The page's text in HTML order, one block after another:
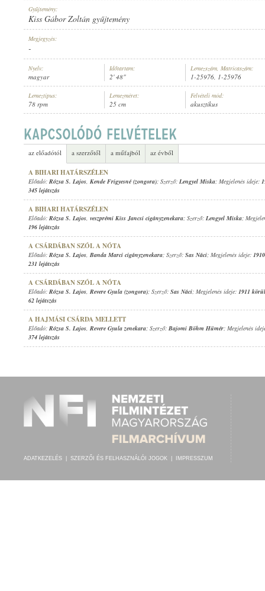
RÓZSA S. LAJOS TOLL ÁRPÁD ÉS TOLL KÁROLY CIGÁNYZENEKARA
LEMEZSZÁM:
Gyűjtemény:
Kiss Gábor Zoltán gyűjtemény
Megjegyzés:
-
Nyelv:
magyar
Időtartam:
2' 48"
Lemezszám, Matricaszám:
1-25976, 1-25976
Lemeztípus:
78 rpm
Lemezméret:
25 cm
Felvételi mód:
akusztikus
az előadótól a szerzőtől a műfajból az évből
A BIHARI HATÁRSZÉLEN
Előadó: Rózsa S. Lajos, Kende Frigyesné (zongora); Szerző: Lengyel Miska; Megjelenés ideje:
345 lejátszás
A BIHARI HATÁRSZÉLEN
Előadó: Rózsa S. Lajos, veszprémi Kiss Jancsi cigányzenekara; Szerző: Lengyel Miska;
196 lejátszás
A CSÁRDÁBAN SZÓL A NÓTA
Előadó: Rózsa S. Lajos, Banda Marci cigányzenekara; Szerző: Sas Náci; Megjelenés ideje:
231 lejátszás
A CSÁRDÁBAN SZÓL A NÓTA
Előadó: Rózsa S. Lajos, Revere Gyula (zongora); Szerző: Sas Náci; Megjelenés ideje: 1911 körül
62 lejátszás
A HAJMÁSI CSÁRDA MELLETT
Előadó: Rózsa S. Lajos, Revere Gyula zenekara; Szerző: Bajomi Böhm Hümér; Megjelenés
374 lejátszás
ADATKEZELÉS SZERZŐI ÉS FELHASZNÁLÓI JOGOK IMPRESSZUM